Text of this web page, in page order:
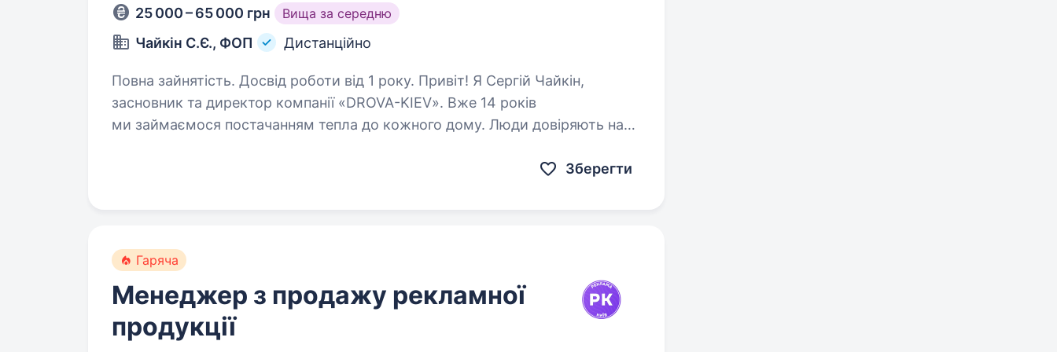
25 000 – 65 000 грн Вища за середню
Чайкін С.Є., ФОП Дистанційно
Повна зайнятість. Досвід роботи від 1 року. Привіт! Я Сергій Чайкін,
засновник та директор компанії «DROVA-KIEV». Вже 14 років
ми займаємося постачанням тепла до кожного дому. Люди довіряють нам,
Зберегти
Гаряча
Менеджер з продажу рекламної
продукції